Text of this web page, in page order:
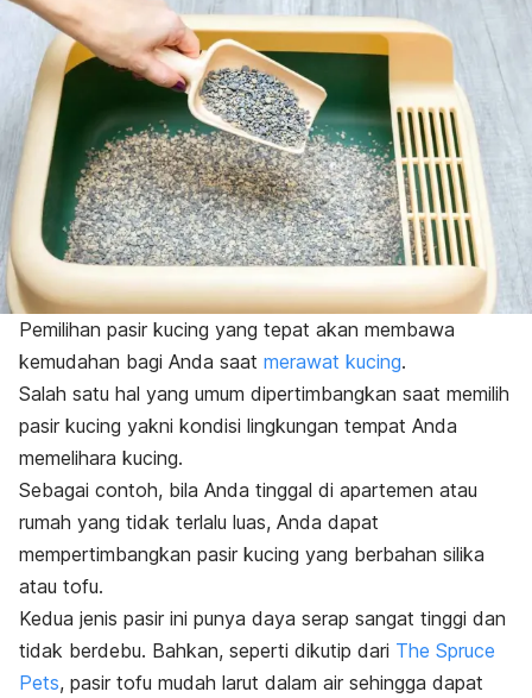
Pemilihan pasir kucing yang tepat akan membawa
kemudahan bagi Anda saat merawat kucing.
Salah satu hal yang umum dipertimbangkan saat memilih
pasir kucing yakni kondisi lingkungan tempat Anda
memelihara kucing.
Sebagai contoh, bila Anda tinggal di apartemen atau
rumah yang tidak terlalu luas, Anda dapat
mempertimbangkan pasir kucing yang berbahan silika
atau tofu.
Kedua jenis pasir ini punya daya serap sangat tinggi dan
tidak berdebu. Bahkan, seperti dikutip dari The Spruce
Pets, pasir tofu mudah larut dalam air sehingga dapat